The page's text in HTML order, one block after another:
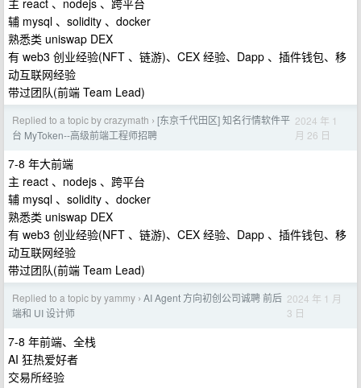
主 react 、nodejs 、跨平台
辅 mysql 、solidity 、docker
熟悉类 uniswap DEX
有 web3 创业经验(NFT 、链游)、CEX 经验、Dapp 、插件钱包、移
动互联网经验
带过团队(前端 Team Lead)
Replied to a topic by crazymath › [东京千代田区] 知名行情软件平
台 MyToken--高级前端工程师招聘
2024 年 1
月 26 日
7-8 年大前端
主 react 、nodejs 、跨平台
辅 mysql 、solidity 、docker
熟悉类 uniswap DEX
有 web3 创业经验(NFT 、链游)、CEX 经验、Dapp 、插件钱包、移
动互联网经验
带过团队(前端 Team Lead)
Replied to a topic by yammy › AI Agent 方向初创公司诚聘 前后
端和 UI 设计师
2024 年 1 月
3 日
7-8 年前端、全栈
AI 狂热爱好者
交易所经验